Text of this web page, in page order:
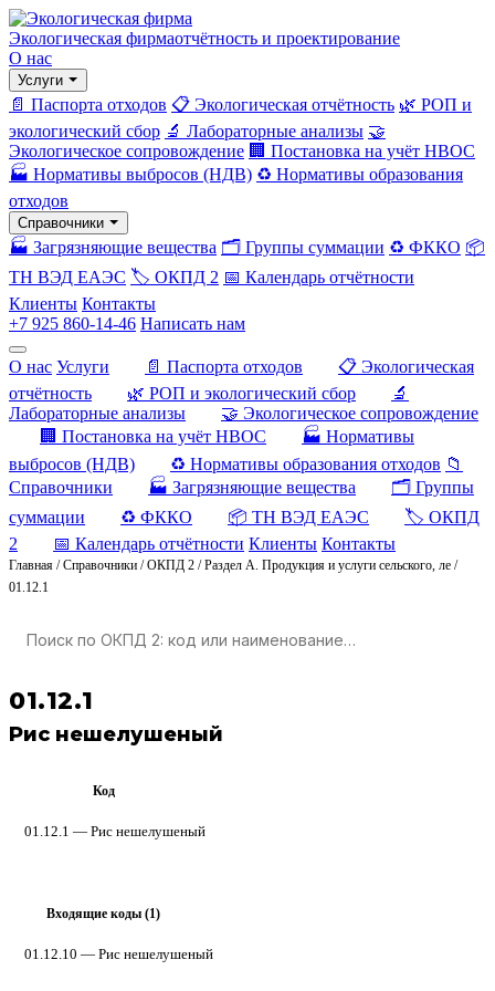
Экологическая фирмаотчётность и проектирование
О нас
Услуги
📄 Паспорта отходов 📋 Экологическая отчётность 🌿 РОП и
экологический сбор 🔬 Лабораторные анализы 🤝
Экологическое сопровождение 🏢 Постановка на учёт НВОС
🏭 Нормативы выбросов (НДВ) ♻️ Нормативы образования
отходов
Справочники
🏭 Загрязняющие вещества 🗂️ Группы суммации ♻️ ФККО 📦
ТН ВЭД ЕАЭС 🏷️ ОКПД 2 📅 Календарь отчётности
Клиенты Контакты
+7 925 860-14-46 Написать нам
О нас Услуги 📄 Паспорта отходов
📋 Экологическая
отчётность
🌿 РОП и экологический сбор
🔬
Лабораторные анализы
🤝 Экологическое сопровождение
🏢 Постановка на учёт НВОС
🏭 Нормативы
выбросов (НДВ)
♻️ Нормативы образования отходов 📁
Справочники
🏭 Загрязняющие вещества
🗂️ Группы
суммации
♻️ ФККО 📦 ТН ВЭД ЕАЭС
🏷️ ОКПД
2
📅 Календарь отчётности Клиенты Контакты
Главная /Справочники /ОКПД 2 /Раздел A. Продукция и услуги сельского, ле /
01.12.1
01.12.1
Рис нешелушеный
Код
01.12.1 — Рис нешелушеный
Входящие коды (1)
01.12.10 — Рис нешелушеный